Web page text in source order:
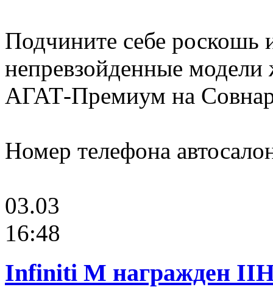
Подчините себе
непревзойденные модели
АГАТ-Премиум на
Номер телефона
03.03
16:48
Infiniti M награжден